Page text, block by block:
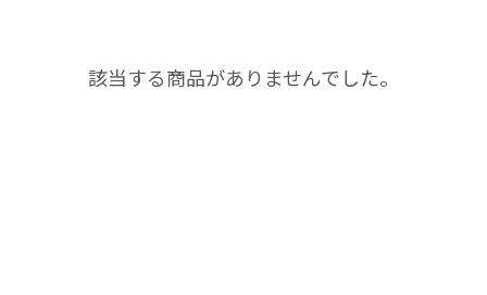
該当する商品がありませんでした。